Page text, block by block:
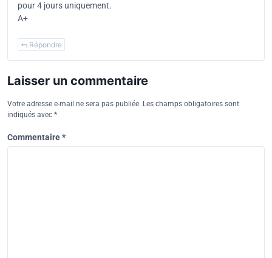
pour 4 jours uniquement.
A+
Répondre
Laisser un commentaire
Votre adresse e-mail ne sera pas publiée. Les champs obligatoires sont
indiqués avec *
Commentaire*